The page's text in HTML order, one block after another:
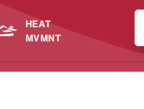
HEAT
MVMNT